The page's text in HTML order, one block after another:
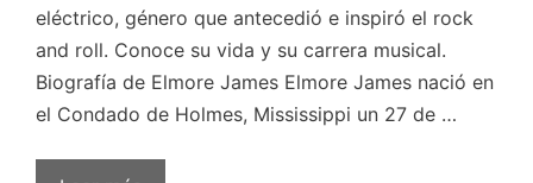
eléctrico, género que antecedió e inspiró el rock
and roll. Conoce su vida y su carrera musical.
Biografía de Elmore James Elmore James nació en
el Condado de Holmes, Mississippi un 27 de …